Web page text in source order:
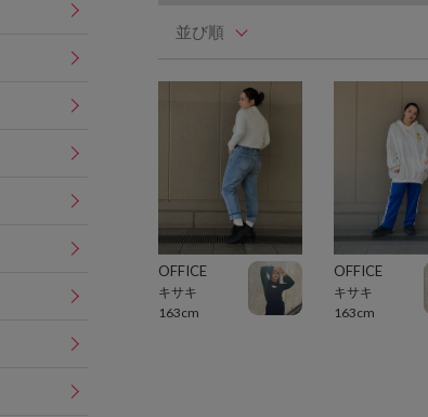
並び順
OFFICE
キサキ
163cm
OFFICE
キサキ
163cm